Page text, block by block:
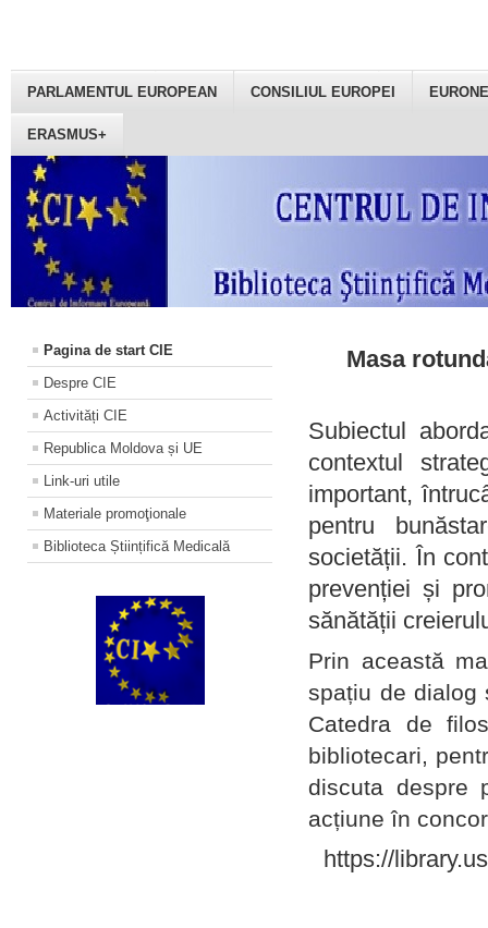
PARLAMENTUL EUROPEAN CONSILIUL EUROPEI
ERASMUS+
Pagina de start CIE
Despre CIE
Activități CIE
Republica Moldova și UE
Link-uri utile
Materiale promoţionale
Biblioteca Științifică Medicală
Masa
Subiectul
contextul
important,
pentru
societății. În
prevenției și
sănătății
Prin această
spațiu de dialog
Catedra de
bibliotecari,
discuta despre
acțiune în
https://